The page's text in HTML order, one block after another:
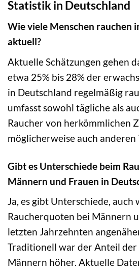
Statistik in Deutschland
Wie viele Menschen rauchen
aktuell?
Aktuelle Schätzungen gehen
etwa 25% bis 28% der
in Deutschland regelmäßig
umfasst sowohl tägliche als
Raucher von herkömmlichen
möglicherweise auch anderen
Gibt es Unterschiede beim
Männern und Frauen in
Ja, es gibt Unterschiede, auch
Raucherquoten bei Männern
letzten Jahrzehnten
Traditionell war der Anteil der
Männern höher. Aktuelle